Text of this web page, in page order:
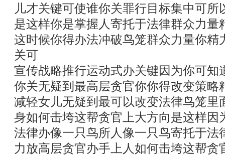
儿才关键可使谁你关罪行目标集中可
是这样你是掌握人寄托于法律群众力量
这时候你得办法冲破鸟笼群众力量你精
关可
宣传战略推行运动式办关键因为你可知
你关无疑到最高层贪官你你得改变策略
减轻女儿无疑到最可以改变法律鸟笼里
身如何击垮这帮贪官上大方向是这样因
法律办像一只鸟所人像一只鸟寄托于法
力放高层贪官办手上人如何击垮这帮贪